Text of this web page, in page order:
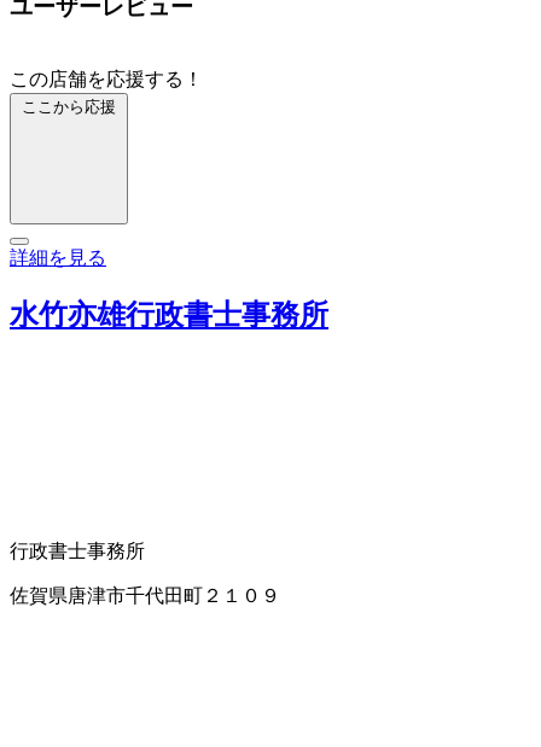
ユーザーレビュー
この店舗を応援する！
ここから応援
詳細を見る
水竹亦雄行政書士事務所
行政書士事務所
佐賀県唐津市千代田町２１０９